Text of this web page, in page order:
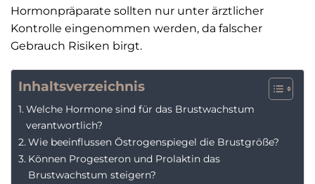
Hormonpräparate sollten nur unter ärztlicher
Kontrolle eingenommen werden, da falscher
Gebrauch Risiken birgt.
Inhaltsverzeichnis
Welche Hormone sind für das Brustwachstum
verantwortlich?
Wie beeinflussen Östrogenspiegel die Brustgröße?
Können Progesteron und Prolaktin das
Brustwachstum steigern?